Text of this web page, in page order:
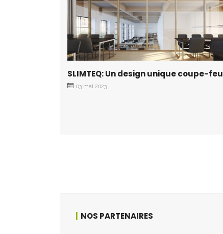
SLIMTEQ: Un design unique coupe-feu
03 mai 2023
NOS PARTENAIRES